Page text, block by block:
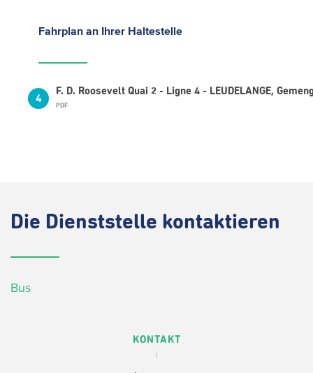
Fahrplan an Ihrer Haltestelle
4
F. D. Roosevelt Quai 2 - Ligne 4 - LEUDELANGE,
PDF
Die Dienststelle kontaktieren
Bus
KONTAKT